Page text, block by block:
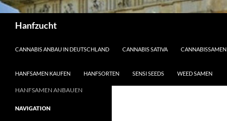
Hanfzucht
CANNABIS ANBAU IN DEUTSCHLAND
CANNABIS SATIVA CANNABISSAMEN
HANFSAMEN KAUFEN HANFSORTEN SENSI SEEDS WEED SAMEN
HANFSAMEN ANBAUEN
NAVIGATION